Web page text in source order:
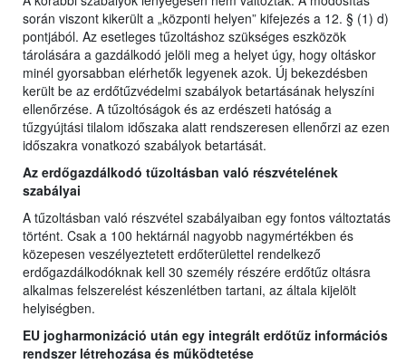
során viszont kikerült a „központi helyen” kifejezés a 12. § (1) d)
pontjából. Az esetleges tűzoltáshoz szükséges eszközök
tárolására a gazdálkodó jelöli meg a helyet úgy, hogy oltáskor
minél gyorsabban elérhetők legyenek azok. Új bekezdésben
került be az erdőtűzvédelmi szabályok betartásának helyszíni
ellenőrzése. A tűzoltóságok és az erdészeti hatóság a
tűzgyújtási tilalom időszaka alatt rendszeresen ellenőrzi az ezen
időszakra vonatkozó szabályok betartását.
Az erdőgazdálkodó tűzoltásban való részvételének
szabályai
A tűzoltásban való részvétel szabályaiban egy fontos változtatás
történt. Csak a 100 hektárnál nagyobb nagymértékben és
közepesen veszélyeztetett erdőterülettel rendelkező
erdőgazdálkodóknak kell 30 személy részére erdőtűz oltásra
alkalmas felszerelést készenlétben tartani, az általa kijelölt
helyiségben.
EU jogharmonizáció után egy integrált erdőtűz információs
rendszer létrehozása és működtetése